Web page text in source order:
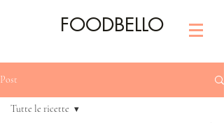
FOODBELLO
Post
Tutte le ricette